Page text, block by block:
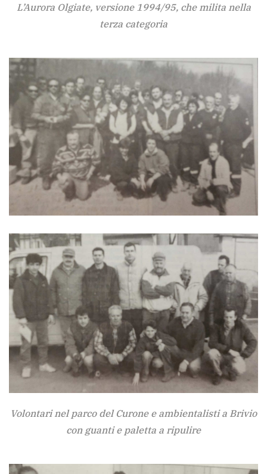
L’Aurora Olgiate, versione 1994/95, che milita nella
terza categoria
Volontari nel parco del Curone e ambientalisti a Brivio
con guanti e paletta a ripulire